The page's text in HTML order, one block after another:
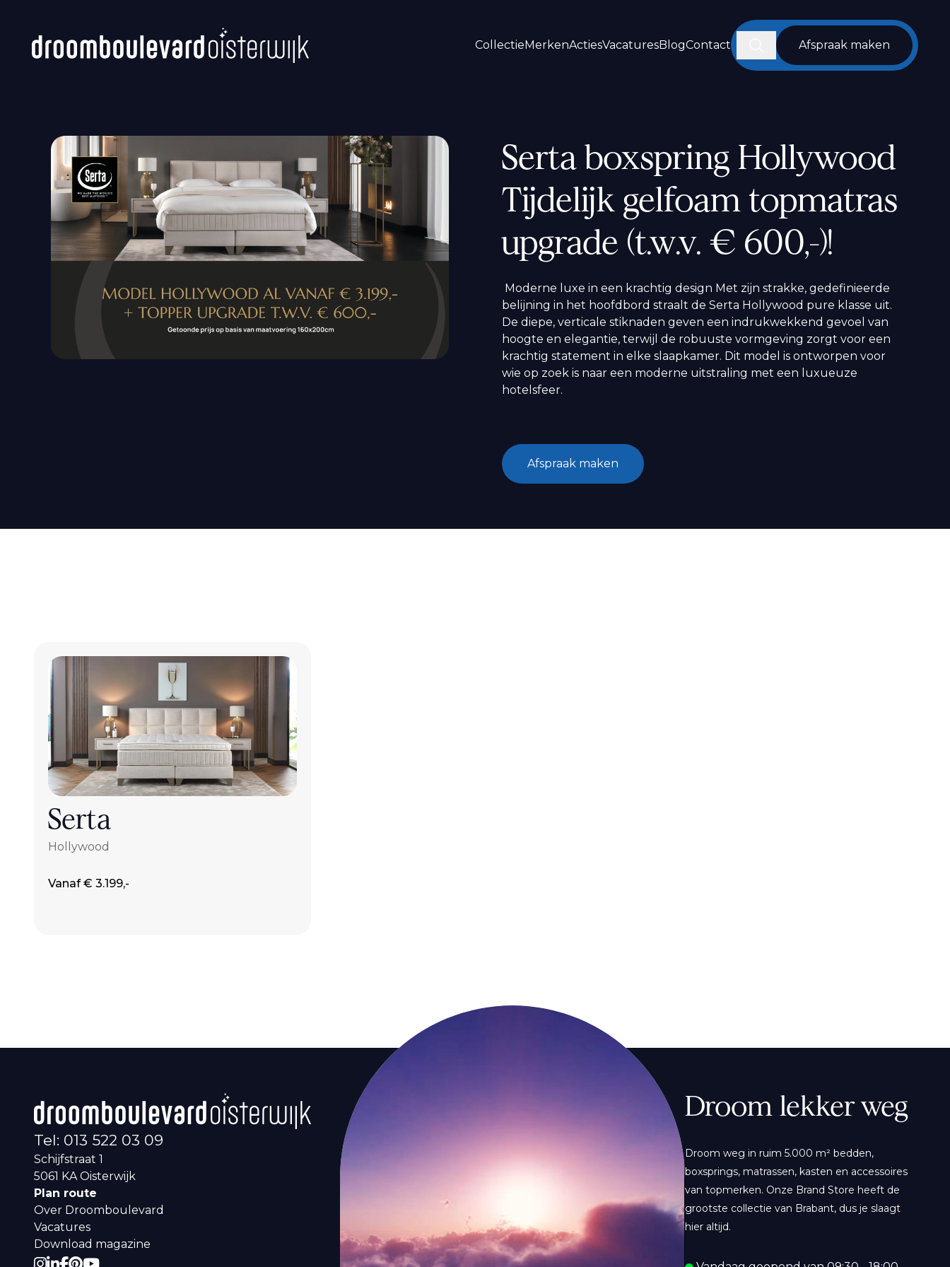
CollectieMerkenActiesVacaturesBlogContact ZoekenAfspraak maken
Serta boxspring Hollywood
Tijdelijk gelfoam topmatras
upgrade (t.w.v. € 600,-)!
Moderne luxe in een krachtig design Met zijn strakke, gedefinieerde
belijning in het hoofdbord straalt de Serta Hollywood pure klasse uit.
De diepe, verticale stiknaden geven een indrukwekkend gevoel van
hoogte en elegantie, terwijl de robuuste vormgeving zorgt voor een
krachtig statement in elke slaapkamer. Dit model is ontworpen voor
wie op zoek is naar een moderne uitstraling met een luxueuze
hotelsfeer.
Afspraak maken
Serta
Hollywood
Vanaf € 3.199,-
Tel: 013 522 03 09
Schijfstraat 1
5061 KA Oisterwijk
Plan route
Over Droomboulevard
Vacatures
Download magazine
Droom lekker weg
Droom weg in ruim 5.000 m² bedden,
boxsprings, matrassen, kasten en accessoires
van topmerken. Onze Brand Store heeft de
grootste collectie van Brabant, dus je slaagt
hier altijd.